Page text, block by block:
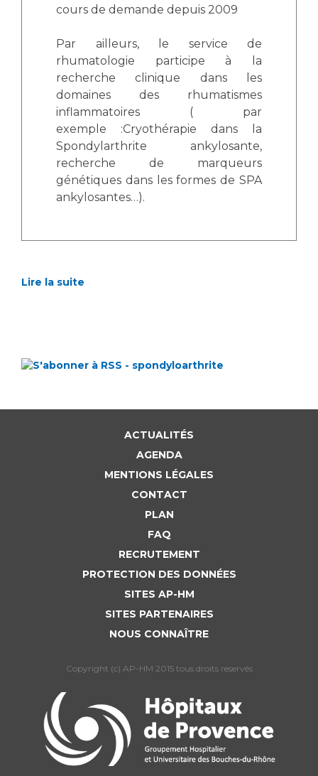
cours de demande depuis 2009
Par ailleurs, le service de
rhumatologie participe à la
recherche clinique dans les
domaines des rhumatismes
inflammatoires ( par
exemple :Cryothérapie dans la
Spondylarthrite ankylosante,
recherche de marqueurs
génétiques dans les formes de SPA
ankylosantes…).
Lire la suite
ACTUALITÉS
AGENDA
MENTIONS LÉGALES
CONTACT
PLAN
FAQ
RECRUTEMENT
PROTECTION DES DONNÉES
SITES AP-HM
SITES PARTENAIRES
NOUS CONNAÎTRE
Copyright (c) AP-HM 2015 tous droits reservés